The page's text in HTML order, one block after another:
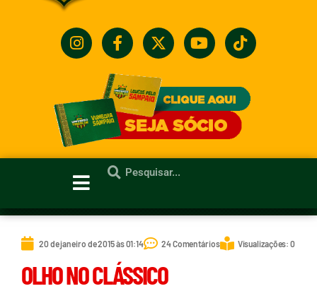
20 de janeiro de 2015 às 01:14 24 Comentários Visualizações: 0
OLHO NO CLÁSSICO